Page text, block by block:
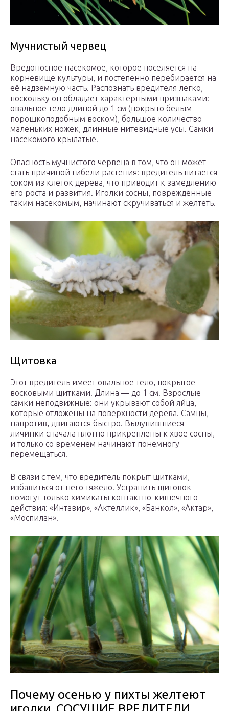
Мучнистый червец
Вредоносное насекомое, которое поселяется на
корневище культуры, и постепенно перебирается на
её надземную часть. Распознать вредителя легко,
поскольку он обладает характерными признаками:
овальное тело длиной до 1 см (покрыто белым
порошкоподобным воском), большое количество
маленьких ножек, длинные нитевидные усы. Самки
насекомого крылатые.
Опасность мучнистого червеца в том, что он может
стать причиной гибели растения: вредитель питается
соком из клеток дерева, что приводит к замедлению
его роста и развития. Иголки сосны, повреждённые
таким насекомым, начинают скручиваться и желтеть.
Щитовка
Этот вредитель имеет овальное тело, покрытое
восковыми щитками. Длина — до 1 см. Взрослые
самки неподвижные: они укрывают собой яйца,
которые отложены на поверхности дерева. Самцы,
напротив, двигаются быстро. Вылупившиеся
личинки сначала плотно прикреплены к хвое сосны,
и только со временем начинают понемногу
перемещаться.
В связи с тем, что вредитель покрыт щитками,
избавиться от него тяжело. Устранить щитовок
помогут только химикаты контактно-кишечного
действия: «Интавир», «Актеллик», «Банкол», «Актар»,
«Моспилан».
Почему осенью у пихты желтеют